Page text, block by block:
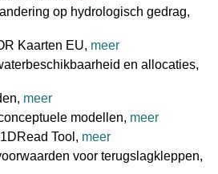
op hydrologisch gedrag,
Kaarten EU, meer
en allocaties,
meer
modellen, meer
Tool, meer
voor terugslagkleppen,